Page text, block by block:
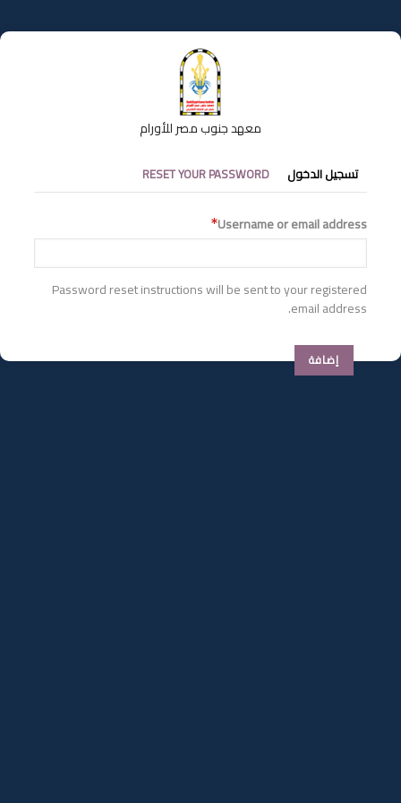
إلى
المحتوى
معهد جنوب مصر للأورام
التبويبات
الأساسية
تسجيل الدخول RESET YOUR PASSWORD
Username or email address
Password reset instructions will be sent to your registered
email address.